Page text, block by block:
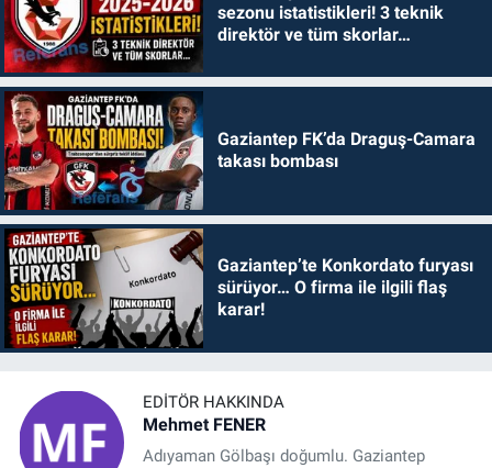
sezonu istatistikleri! 3 teknik
direktör ve tüm skorlar…
Gaziantep FK’da Draguş-Camara
takası bombası
Gaziantep’te Konkordato furyası
sürüyor… O firma ile ilgili flaş
karar!
EDITÖR HAKKINDA
Mehmet FENER
Adıyaman Gölbaşı doğumlu. Gaziantep